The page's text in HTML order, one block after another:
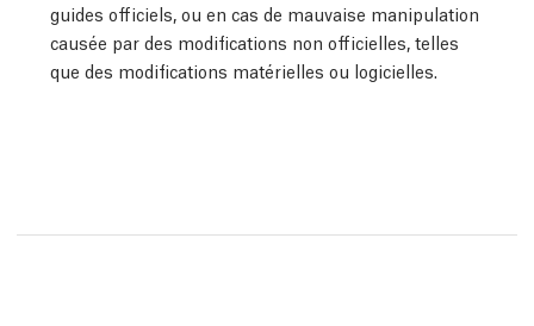
guides officiels, ou en cas de mauvaise manipulation
causée par des modifications non officielles, telles
que des modifications matérielles ou logicielles.